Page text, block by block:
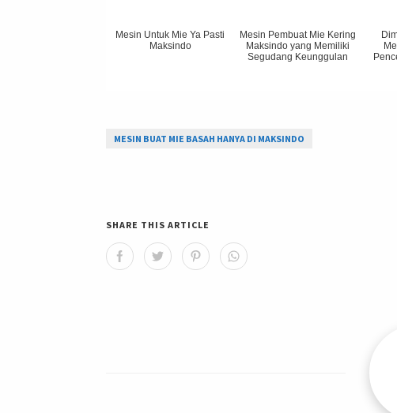
Mesin Untuk Mie Ya Pasti
Maksindo
Mesin Pembuat Mie Kering
Maksindo yang Memiliki
Segudang Keunggulan
MESIN BUAT MIE BASAH HANYA DI MAKSINDO
SHARE THIS ARTICLE